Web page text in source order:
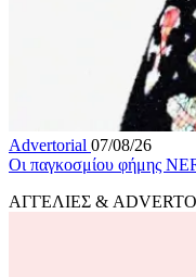
Advertorial 07/08/26
Οι παγκοσμίου φήμης
ΑΓΓΕΛΙΕΣ &